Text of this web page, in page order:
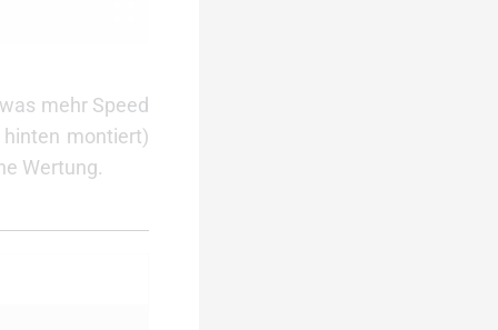
mehr Speed
montiert)
Wertung.